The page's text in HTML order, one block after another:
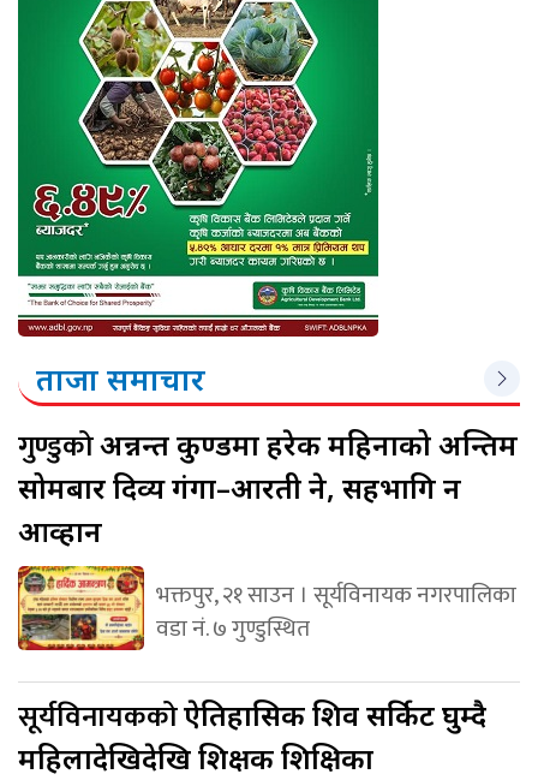
ताजा समाचार
गुण्डुकोअन्नन्त कुण्डमा हरेक महिनाको अन्तिम
सोमबार दिव्य गंगा–आरती हुने, सहभागि हुन
आव्हान
भक्तपुर, २१ साउन । सूर्यविनायक नगरपालिका
वडा नं. ७ गुण्डुस्थित
सूर्यविनायककोऐतिहासिक शिव सर्किट घुम्दै
महिलादेखिदेखि शिक्षक शिक्षिका